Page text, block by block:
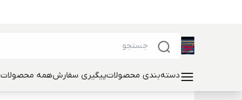
دسته‌بندی محصولاتپیگیری سفارشهمه محصولات